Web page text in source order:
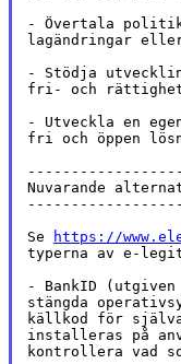
- Övertala
lagändringar
- Stödja
fri- och
- Utveckla en
fri och öppen
Nuvarande
Se
https://
typerna av e-
- BankID (utgiven
stängda
källkod för
installeras på
kontrollera vad